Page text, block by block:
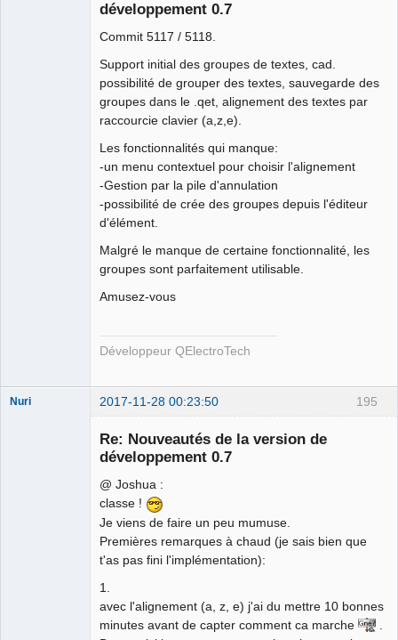
développement 0.7
Commit 5117 / 5118.
Support initial des groupes de textes, cad.
possibilité de grouper des textes, sauvegarde des
groupes dans le .qet, alignement des textes par
raccourcie clavier (a,z,e).
Les fonctionnalités qui manque:
-un menu contextuel pour choisir l'alignement
-Gestion par la pile d'annulation
-possibilité de crée des groupes depuis l'éditeur
d'élément.
Malgré le manque de certaine fonctionnalité, les
groupes sont parfaitement utilisable.
Amusez-vous
Développeur QElectroTech
195
Nuri 2017-11-28 00:23:50
Re: Nouveautés de la version de
développement 0.7
@ Joshua :
classe !
Je viens de faire un peu mumuse.
Premières remarques à chaud (je sais bien que
t'as pas fini l'implémentation):
1.
avec l'alignement (a, z, e) j'ai du mettre 10 bonnes
minutes avant de capter comment ca marche